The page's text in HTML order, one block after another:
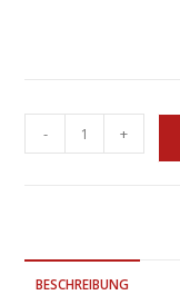
- +
BESCHREIBUNG